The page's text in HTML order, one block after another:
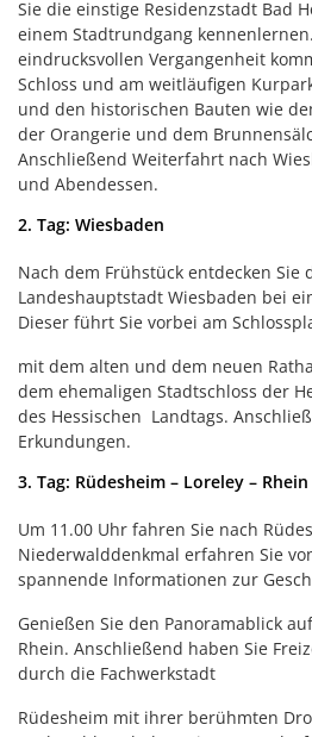
Sie die einstige Residenzstadt Bad
einem Stadtrundgang
eindrucksvollen Vergangenheit
Schloss und am weitläufigen
und den historischen Bauten wie
der Orangerie und dem
Anschließend Weiterfahrt nach
und Abendessen.
2. Tag: Wiesbaden
Nach dem Frühstück entdecken Sie
Landeshauptstadt Wiesbaden bei
Dieser führt Sie vorbei am
mit dem alten und dem neuen
dem ehemaligen Stadtschloss der
des Hessischen Landtags.
Erkundungen.
3. Tag: Rüdesheim – Loreley –
Um 11.00 Uhr fahren Sie nach
Niederwalddenkmal erfahren Sie
spannende Informationen zur
Genießen Sie den Panoramablick
Rhein. Anschließend haben Sie
durch die Fachwerkstadt
Rüdesheim mit ihrer berühmten